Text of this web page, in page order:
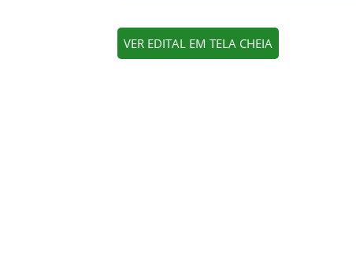
VER EDITAL EM TELA CHEIA